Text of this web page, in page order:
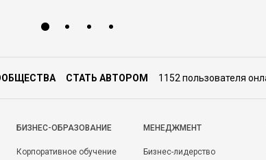
СТАТЬ АВТОРОМ 1152 пользователя
БИЗНЕС-ОБРАЗОВАНИЕ
Корпоративное обучение
МЕНЕДЖМЕНТ
Бизнес-лидерство